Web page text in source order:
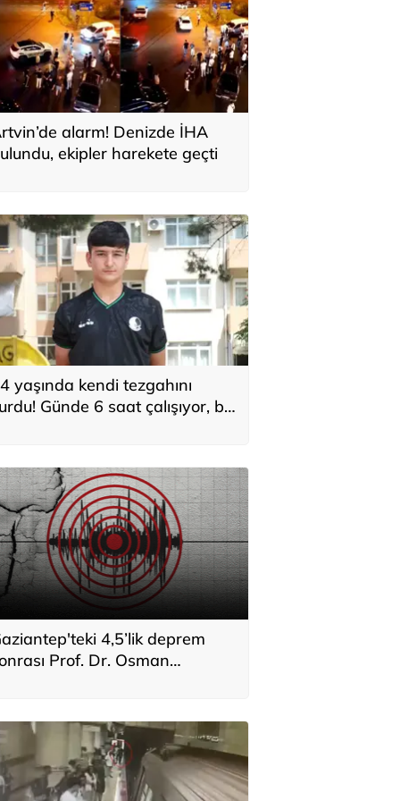
alarm! Denizde İHA
ekipler harekete geçti
yaşında kendi tezgahını
Günde 6 saat çalışıyor, bir
4,5’lik deprem
Prof. Dr. Osman